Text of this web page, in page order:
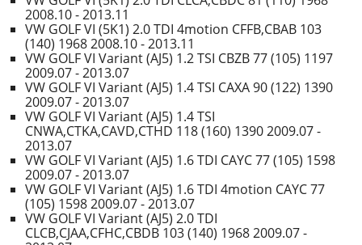
2008.10 - 2013.11
VW GOLF VI (5K1) 2.0 TDI 4motion CFFB,CBAB 103
(140) 1968 2008.10 - 2013.11
VW GOLF VI Variant (AJ5) 1.2 TSI CBZB 77 (105) 1197
2009.07 - 2013.07
VW GOLF VI Variant (AJ5) 1.4 TSI CAXA 90 (122) 1390
2009.07 - 2013.07
VW GOLF VI Variant (AJ5) 1.4 TSI
CNWA,CTKA,CAVD,CTHD 118 (160) 1390 2009.07 -
2013.07
VW GOLF VI Variant (AJ5) 1.6 TDI CAYC 77 (105) 1598
2009.07 - 2013.07
VW GOLF VI Variant (AJ5) 1.6 TDI 4motion CAYC 77
(105) 1598 2009.07 - 2013.07
VW GOLF VI Variant (AJ5) 2.0 TDI
CLCB,CJAA,CFHC,CBDB 103 (140) 1968 2009.07 -